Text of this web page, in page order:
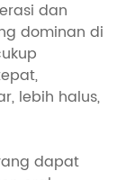
dan
dominan di
lebih halus,
dapat